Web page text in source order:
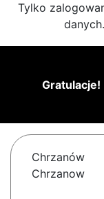
Tylko
danych.
Gratulacje!
Chrzanów
Chrzanow